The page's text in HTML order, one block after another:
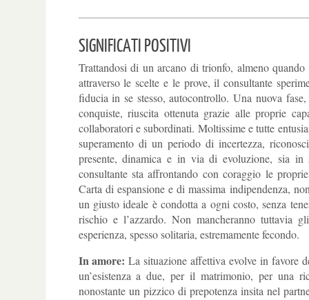
SIGNIFICATI POSITIVI
Trattandosi di un arcano di trionfo, almeno
attraverso le scelte e le prove, il consultante
fiducia in se stesso, autocontrollo. Una nuova
conquiste, riuscita ottenuta grazie alle proprie
collaboratori e subordinati. Moltissime e tutte
superamento di un periodo di incertezza,
presente, dinamica e in via di evoluzione, sia in
consultante sta affrontando con coraggio le
Carta di espansione e di massima indipendenza,
un giusto ideale è condotta a ogni costo, senza
rischio e l’azzardo. Non mancheranno tuttavia
esperienza, spesso solitaria, estremamente fecondo.
In amore: La situazione affettiva evolve in favore
un’esistenza a due, per il matrimonio, per una
nonostante un pizzico di prepotenza insita nel